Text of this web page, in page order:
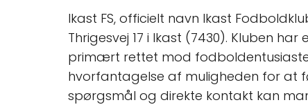
Ikast FS, officielt navn Ikast
Thrigesvej 17 i Ikast (7430). Kluben
primært rettet mod
hvorfantagelse af muligheden for at
spørgsmål og direkte kontakt kan